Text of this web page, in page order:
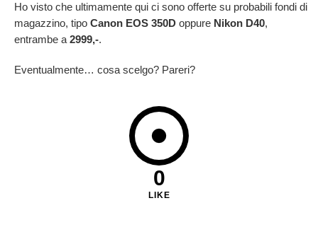
Ho visto che ultimamente qui ci sono offerte su probabili fondi di
magazzino, tipo Canon EOS 350D oppure Nikon D40,
entrambe a 2999,-.
Eventualmente… cosa scelgo? Pareri?
0
LIKE